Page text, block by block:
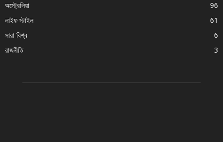
অস্ট্রেলিয়া
96
লাইফ স্টাইল
61
সারা বিশ্ব
6
রাজনীতি
3